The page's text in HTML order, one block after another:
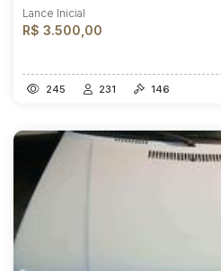
Lance Inicial
R$ 3.500,00
245 231 146